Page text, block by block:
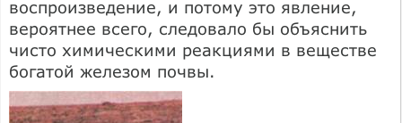
воспроизведение, и потому это явление,
вероятнее всего, следовало бы объяснить
чисто химическими реакциями в веществе
богатой железом почвы.